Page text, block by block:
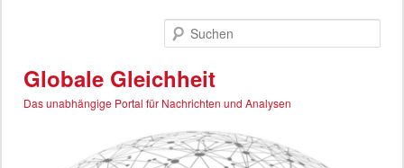
Globale Gleichheit
Das unabhängige Portal für Nachrichten und Analysen